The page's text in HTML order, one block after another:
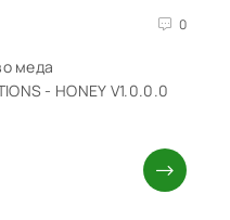
0
меда
- HONEY V1.0.0.0